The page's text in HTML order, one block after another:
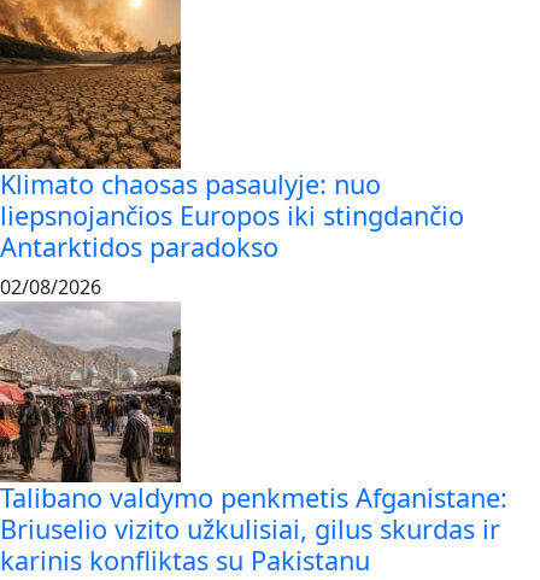
Klimato chaosas pasaulyje: nuo
liepsnojančios Europos iki stingdančio
Antarktidos paradokso
02/08/2026
Talibano valdymo penkmetis Afganistane:
Briuselio vizito užkulisiai, gilus skurdas ir
karinis konfliktas su Pakistanu